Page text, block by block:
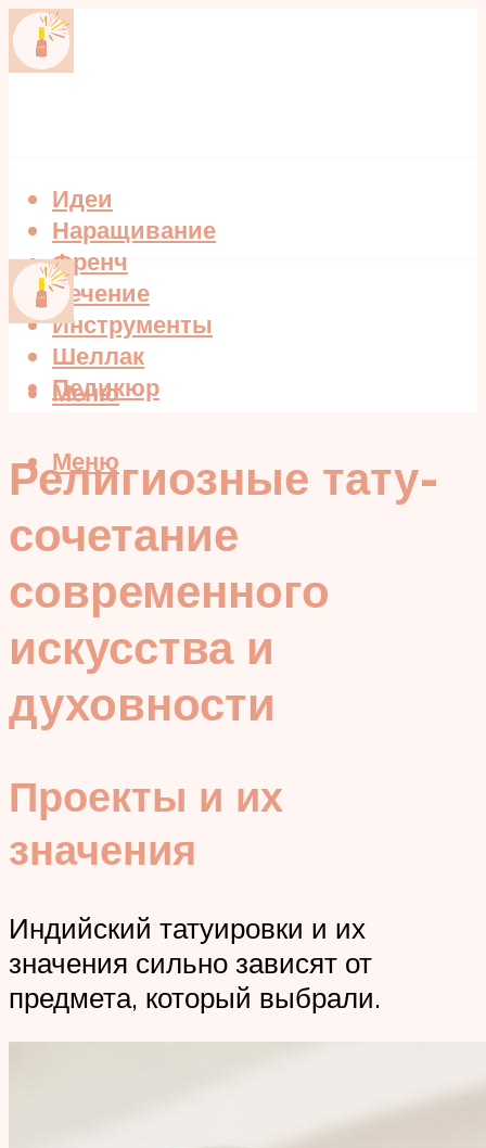
Идеи
Наращивание
Френч
Лечение
Инструменты
Шеллак
Педикюр
Меню
Меню
Религиозные тату-
сочетание
современного
искусства и
духовности
Проекты и их
значения
Индийский татуировки и их
значения сильно зависят от
предмета, который выбрали.